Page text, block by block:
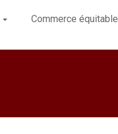
Commerce équitable